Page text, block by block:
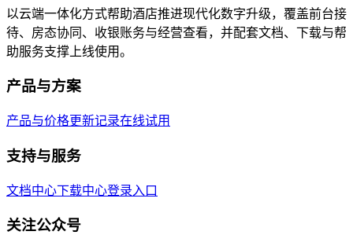
以云端一体化方式帮助酒店推进现代化数字升级，覆盖前台接
待、房态协同、收银账务与经营查看，并配套文档、下载与帮
助服务支撑上线使用。
产品与方案
产品与价格更新记录在线试用
支持与服务
文档中心下载中心登录入口
关注公众号